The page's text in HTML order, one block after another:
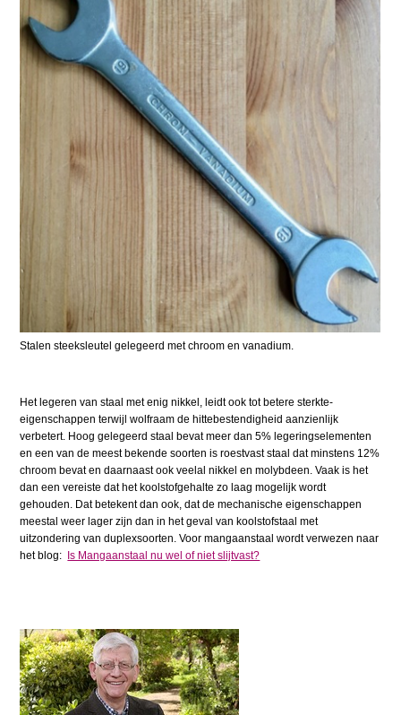
Stalen steeksleutel gelegeerd met chroom en vanadium.
Het legeren van staal met enig nikkel, leidt ook tot betere sterkte-
eigenschappen terwijl wolfraam de hittebestendigheid aanzienlijk
verbetert. Hoog gelegeerd staal bevat meer dan 5% legeringselementen
en een van de meest bekende soorten is roestvast staal dat minstens 12%
chroom bevat en daarnaast ook veelal nikkel en molybdeen. Vaak is het
dan een vereiste dat het koolstofgehalte zo laag mogelijk wordt
gehouden. Dat betekent dan ook, dat de mechanische eigenschappen
meestal weer lager zijn dan in het geval van koolstofstaal met
uitzondering van duplexsoorten. Voor mangaanstaal wordt verwezen naar
het blog:
Is Mangaanstaal nu wel of niet slijtvast?